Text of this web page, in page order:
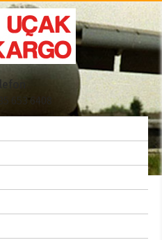
| Acil Kargo
6408
653 6408